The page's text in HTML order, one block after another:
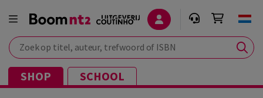
Zoek op titel, auteur, trefwoord of ISBN
SHOP SCHOOL